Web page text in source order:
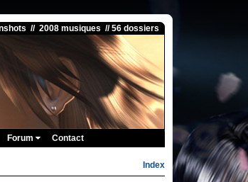
// 2008 musiques // 56 dossiers
Forum Contact
Index